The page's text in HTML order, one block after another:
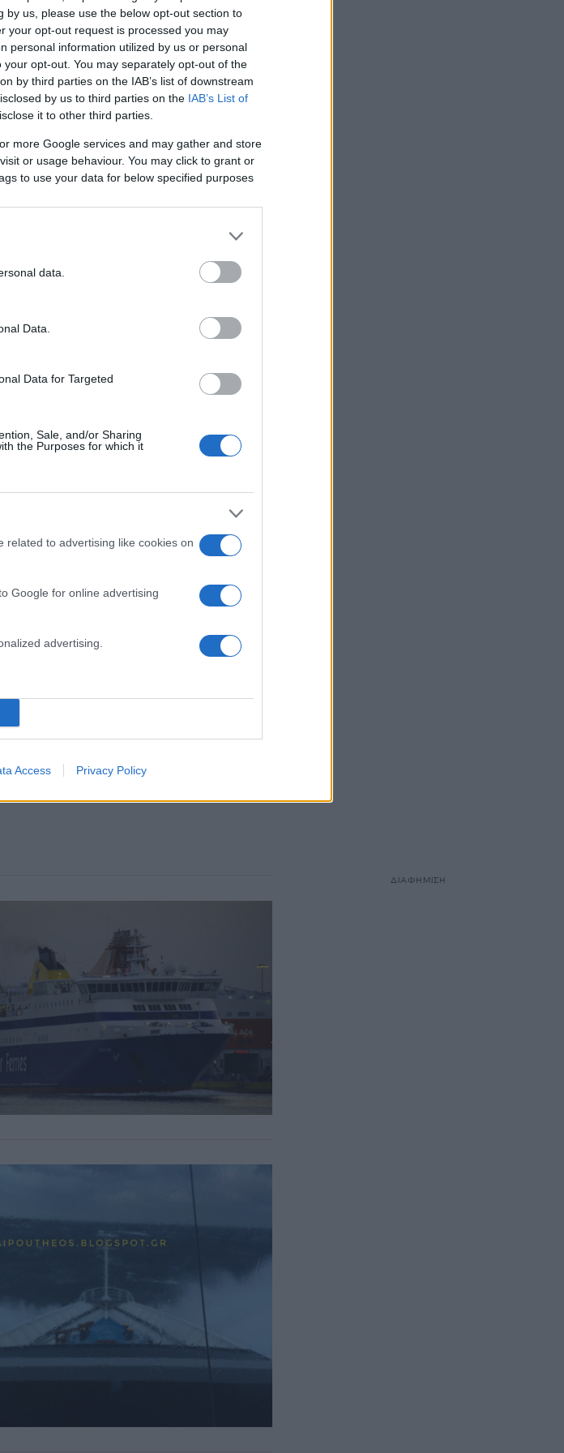
us, please use the below opt-out section to
your opt-out request is processed you may
personal information utilized by us or personal
opt-out. You may separately opt-out of the
by third parties on the IAB’s list of downstream
by us to third parties on the IAB’s List of
it to other third parties.
more Google services and may gather and store
or usage behaviour. You may click to grant or
to use your data for below specified purposes
data.
Data.
Data for Targeted
Sale, and/or Sharing
the Purposes for which it
related to advertising like cookies on
Google for online advertising
advertising.
Access Privacy Policy
με τη ΝΔ ο
Τα δεδομένα που δείχνουν ότι ο Βαγγέλης
να συμπεριληφθεί στο ψηφοδέλτιο της ΝΔ.
ΔΙΑΦΗΜΙΣΗ